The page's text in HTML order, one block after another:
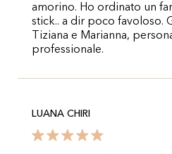
amorino. Ho ordinato un
stick.. a dir poco favoloso.
Tiziana e Marianna,
professionale.
LUANA CHIRI